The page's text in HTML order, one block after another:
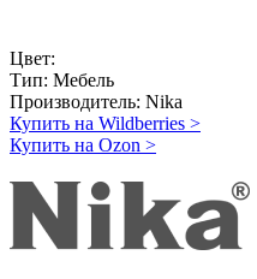
Цвет:
Тип: Мебель
Производитель: Nika
Купить на Wildberries >
Купить на Ozon >